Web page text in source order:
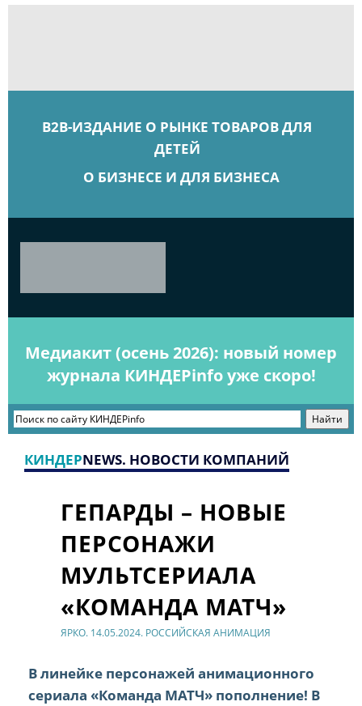
B2B-ИЗДАНИЕ О РЫНКЕ ТОВАРОВ ДЛЯ
ДЕТЕЙ
О БИЗНЕСЕ И ДЛЯ БИЗНЕСА
Медиакит (осень 2026): новый номер
журнала КИНДЕРinfo уже скоро!
КИНДЕРNEWS. НОВОСТИ КОМПАНИЙ
ГЕПАРДЫ – НОВЫЕ
ПЕРСОНАЖИ
МУЛЬТСЕРИАЛА
«КОМАНДА МАТЧ»
ЯРКО. 14.05.2024. РОССИЙСКАЯ АНИМАЦИЯ
В линейке персонажей анимационного
сериала «Команда МАТЧ» пополнение! В